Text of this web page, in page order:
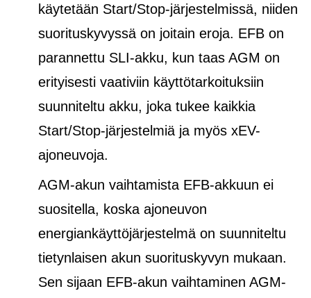
käytetään Start/Stop-järjestelmissä, niiden
suorituskyvyssä on joitain eroja. EFB on
parannettu SLI-akku, kun taas AGM on
erityisesti vaativiin käyttötarkoituksiin
suunniteltu akku, joka tukee kaikkia
Start/Stop-järjestelmiä ja myös xEV-
ajoneuvoja.
AGM-akun vaihtamista EFB-akkuun ei
suositella, koska ajoneuvon
energiankäyttöjärjestelmä on suunniteltu
tietynlaisen akun suorituskyvyn mukaan.
Sen sijaan EFB-akun vaihtaminen AGM-